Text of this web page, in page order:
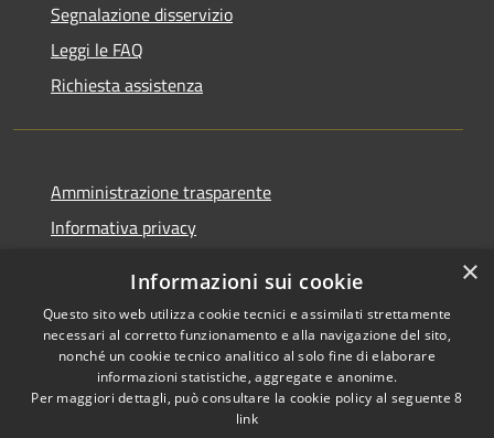
Segnalazione disservizio
Leggi le FAQ
Richiesta assistenza
Amministrazione trasparente
Informativa privacy
Dichiarazione di accessibilità
RSS
Copyright © 2026 • Comune di
×
Informazioni sui cookie
Questo sito web utilizza cookie tecnici e assimilati strettamente
necessari al corretto funzionamento e alla navigazione del sito,
nonché un cookie tecnico analitico al solo fine di elaborare
informazioni statistiche, aggregate e anonime.
Per maggiori dettagli, può consultare la cookie policy al seguente8
link